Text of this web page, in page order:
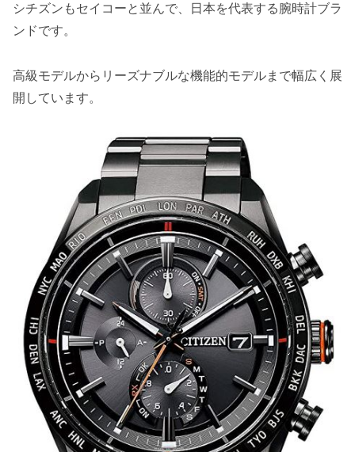
シチズンもセイコーと並んで、日本を代表する腕時計ブラ
ンドです。
高級モデルからリーズナブルな機能的モデルまで幅広く展
開しています。